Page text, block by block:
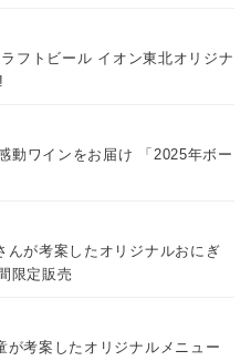
フトビール イオン東北オリジナ
動ワインをお届け 「2025年ボー
んが考案したオリジナルおにぎ
限定販売
が考案したオリジナルメニュー